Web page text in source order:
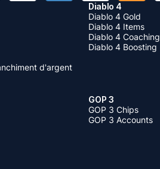
d'argent
Diablo 4
Diablo 4 Gold
Diablo 4 Items
Diablo 4 Coaching
Diablo 4 Boosting
GOP 3
GOP 3 Chips
GOP 3 Accounts